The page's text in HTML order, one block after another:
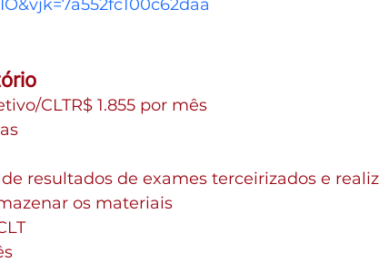
CLTR$ 1.855 por mês
resultados de exames terceirizados e
os materiais